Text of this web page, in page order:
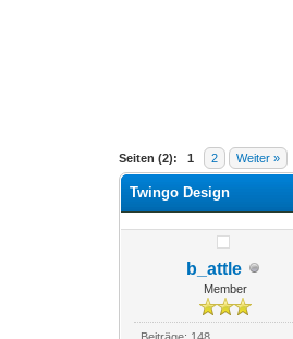
Seiten (2): 1 2 Weiter »
0 Bewertung(en) - 0
1
2
3
4
5
Twingo Design
b_attle
Member